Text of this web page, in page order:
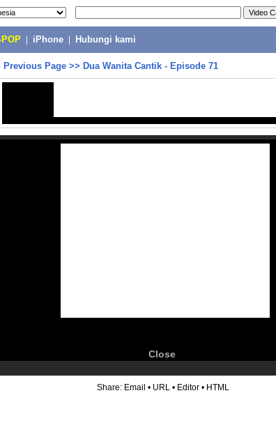
POP iPhone Hubungi kami
Previous Page >> Dua Wanita Cantik - Episode 71
Close
Share: Email • URL • Editor • HTML